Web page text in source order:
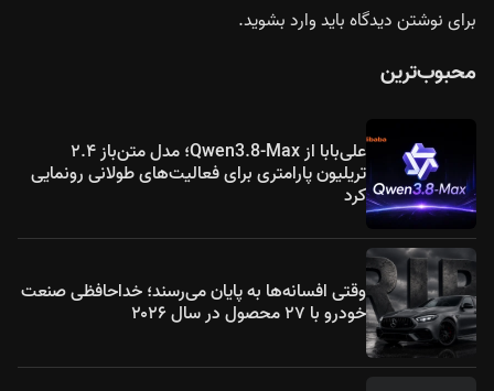
برای نوشتن دیدگاه بایدوارد بشوید.
محبوب‌ترین
علی‌بابا از Qwen3.8-Max؛ مدل متن‌باز ۲.۴
تریلیون پارامتری برای فعالیت‌های طولانی رونمایی
کرد
وقتی افسانه‌ها به پایان می‌رسند؛ خداحافظی صنعت
خودرو با ۲۷ محصول در سال ۲۰۲۶